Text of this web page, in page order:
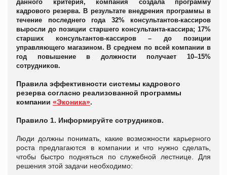
данного критерия, компания создала программу
кадрового резерва. В результате внедрения программы в
течение последнего года 32% консультантов-кассиров
выросли до позиции старшего консультанта-кассира; 17%
старших консультантов-кассиров – до позиции
управляющего магазином. В среднем по всей компании в
год повышение в должности получает 10–15%
сотрудников.
Правила эффективности системы кадрового
резерва согласно реализованной программы
компании «Эконика».
Правило 1. Информируйте сотрудников.
Люди должны понимать, какие возможности карьерного
роста предлагаются в компании и что нужно сделать,
чтобы быстро подняться по служебной лестнице. Для
решения этой задачи необходимо: